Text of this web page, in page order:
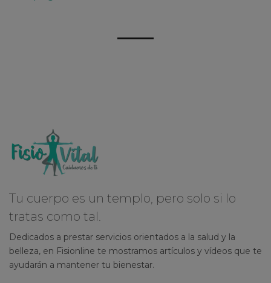
Tu cuerpo es un templo, pero solo si lo
tratas como tal.
Dedicados a prestar servicios orientados a la salud y la
belleza, en Fisionline te mostramos artículos y vídeos que te
ayudarán a mantener tu bienestar.